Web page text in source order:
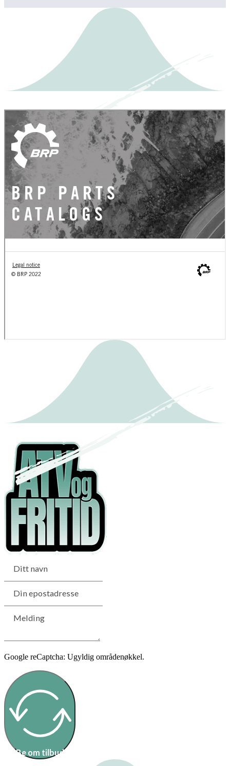
Google reCaptcha: Ugyldig områdenøkkel.
Be om tilbud